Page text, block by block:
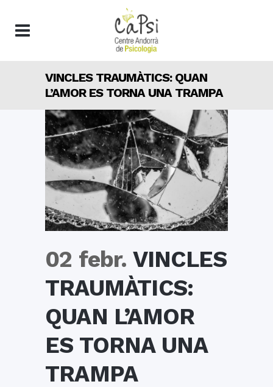
VINCLES TRAUMÀTICS: QUAN
L’AMOR ES TORNA UNA TRAMPA
02 febr. VINCLES
TRAUMÀTICS:
QUAN L’AMOR
ES TORNA UNA
TRAMPA